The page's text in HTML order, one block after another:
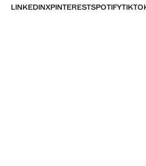
SPOTIFY
PINTEREST
X
LINKEDIN